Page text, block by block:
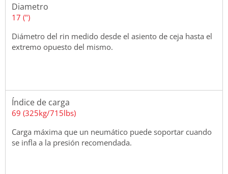
Diametro
17 (")
Diámetro del rin medido desde el asiento de ceja hasta el
extremo opuesto del mismo.
Índice de carga
69 (325kg/715lbs)
Carga máxima que un neumático puede soportar cuando
se infla a la presión recomendada.